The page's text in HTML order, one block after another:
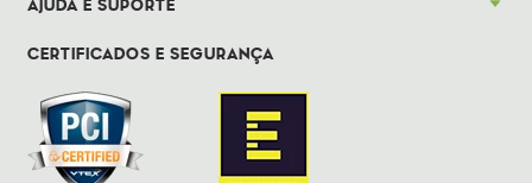
AJUDA E SUPORTE
CERTIFICADOS E SEGURANÇA